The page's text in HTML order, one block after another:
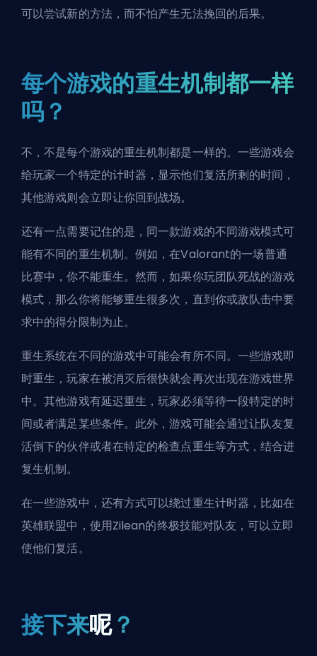
可以尝试新的方法，而不怕产生无法挽回的后果。
每个游戏的重生机制都一样
吗？
不，不是每个游戏的重生机制都是一样的。一些游戏会
给玩家一个特定的计时器，显示他们复活所剩的时间，
其他游戏则会立即让你回到战场。
还有一点需要记住的是，同一款游戏的不同游戏模式可
能有不同的重生机制。例如，在Valorant的一场普通
比赛中，你不能重生。然而，如果你玩团队死战的游戏
模式，那么你将能够重生很多次，直到你或敌队击中要
求中的得分限制为止。
重生系统在不同的游戏中可能会有所不同。一些游戏即
时重生，玩家在被消灭后很快就会再次出现在游戏世界
中。其他游戏有延迟重生，玩家必须等待一段特定的时
间或者满足某些条件。此外，游戏可能会通过让队友复
活倒下的伙伴或者在特定的检查点重生等方式，结合进
复生机制。
在一些游戏中，还有方式可以绕过重生计时器，比如在
英雄联盟中，使用Zilean的终极技能对队友，可以立即
使他们复活。
接下来呢？